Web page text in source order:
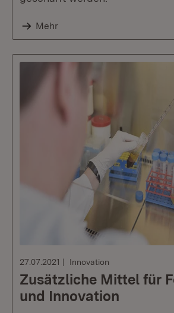
Mehr
27.07.2021 Innovation
Zusätzliche Mittel für
und Innovation